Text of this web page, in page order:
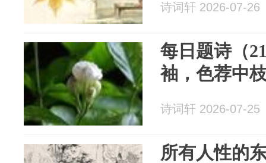
诗词轩 2026-07-26
每日题诗（
袖，色荐中
诗词轩 2026-07-25
所有人性的